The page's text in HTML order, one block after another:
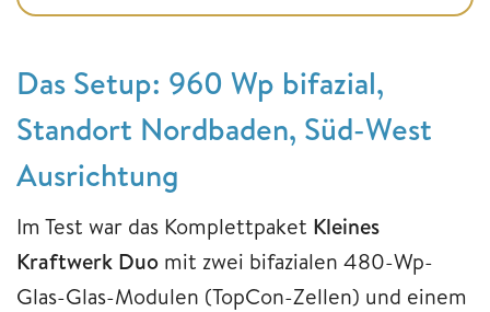
Das Setup: 960 Wp bifazial,
Standort Nordbaden, Süd-West
Ausrichtung
Im Test war das Komplettpaket Kleines
Kraftwerk Duo mit zwei bifazialen 480-Wp-
Glas-Glas-Modulen (TopCon-Zellen) und einem